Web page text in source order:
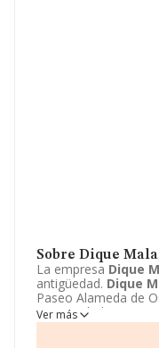
Sobre Dique
La empresa Dique
antigüedad. Dique
Paseo Alameda de
su actividad CNAE
edificios
Ver más